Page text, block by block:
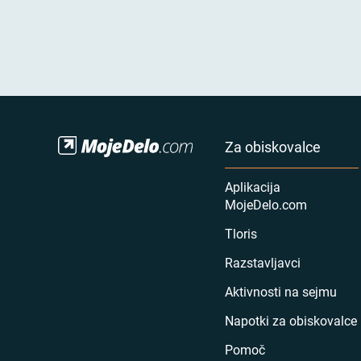
Za obiskovalce
Aplikacija
MojeDelo.com
Tloris
Razstavljavci
Aktivnosti na sejmu
Napotki za obiskovalce
Pomoč